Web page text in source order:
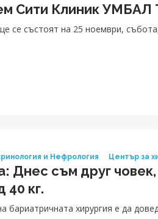
Сити Клиник УМБАЛ
се състоят на 25 ноември,
и Нефрология
Център за
Днес съм друг
40 кг.
бариатричната хирургия е да